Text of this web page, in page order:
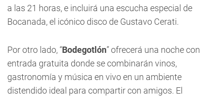
a las 21 horas, e incluirá una escucha especial de
Bocanada, el icónico disco de Gustavo Cerati.
Por otro lado, “Bodegotlón” ofrecerá una noche con
entrada gratuita donde se combinarán vinos,
gastronomía y música en vivo en un ambiente
distendido ideal para compartir con amigos. El